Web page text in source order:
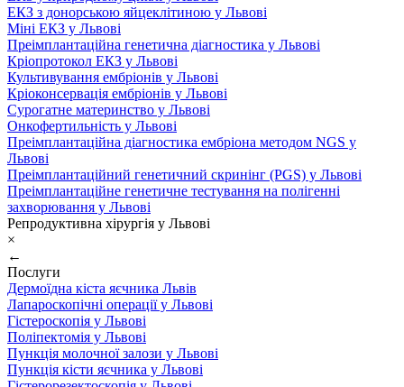
ЕКЗ з донорською яйцеклітиною у Львові
Міні ЕКЗ у Львові
Преімплантаційна генетична діагностика у Львові
Кріопротокол ЕКЗ у Львові
Культивування ембріонів у Львові
Кріоконсервація ембріонів у Львові
Сурогатне материнство у Львові
Онкофертильність у Львові
Преімплантаційна діагностика ембріона методом NGS у
Львові
Преімплантаційний генетичний скринінг (PGS) у Львові
Преімплантаційне генетичне тестування на полігенні
захворювання у Львові
Репродуктивна хірургія у Львові
×
←
Послуги
Дермоїдна кіста яєчника Львів
Лапароскопічні операції у Львові
Гістероскопія у Львові
Поліпектомія у Львові
Пункція молочної залози у Львові
Пункція кісти яєчника у Львові